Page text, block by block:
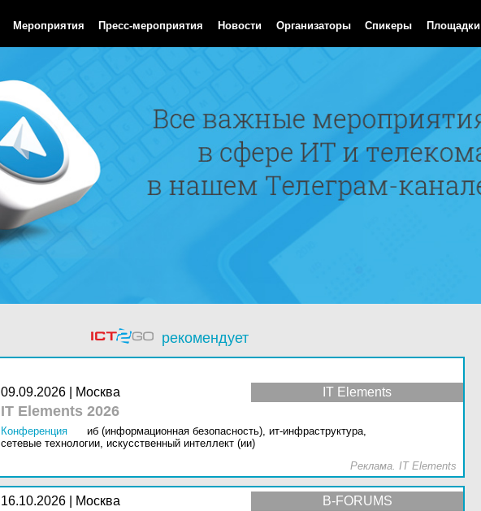
Мероприятия Пресс-мероприятия Новости Организаторы Спикеры Площадки
рекомендует
IT Elements
09.09.2026 | Москва
IT Elements 2026
Конференция иб (информационная безопасность), ит-инфраструктура,
сетевые технологии, искусственный интеллект (ии)
Реклама. IT Elements
B-FORUMS
16.10.2026 | Москва